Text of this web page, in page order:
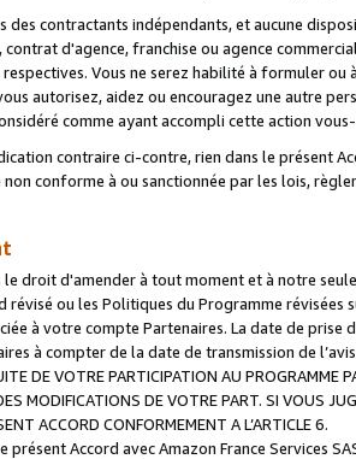
des contractants indépendants, et aucune
contrat d'agence, franchise ou agence
Vous ne serez habilité à formuler
autorisez, aidez ou encouragez une autre
comme ayant accompli cette action
contraire ci-contre, rien dans le présent
non conforme à ou sanctionnée par les lois,
le droit d'amender à tout moment et à notre
révisé ou les Politiques du Programme
à votre compte Partenaires. La date de
à compter de la date de transmission de
DE VOTRE PARTICIPATION AU PROGRAMME
MODIFICATIONS DE VOTRE PART. SI VOUS
ACCORD CONFORMEMENT A L’ARTICLE 6.
présent Accord avec Amazon France Services